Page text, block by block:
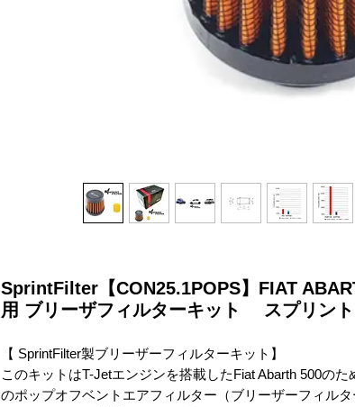
SprintFilter【CON25.1POPS】FIAT
用 ブリーザフィルターキット スプリン
【 SprintFilter製ブリーザーフィルターキット】
このキットはT-Jetエンジンを搭載したFiat Abarth 500の
のポップオフベントエアフィルター（ブリーザーフィル